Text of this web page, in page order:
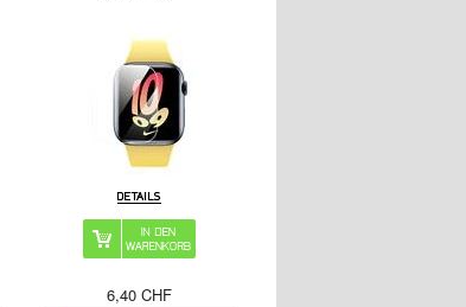
6,40 CHF